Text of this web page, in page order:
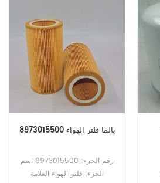
ايسوزو
بالما فلتر الهواء 8973015500
رقم الجزء: 8973015500 اسم
الجزء: فلتر الهواء العلامة